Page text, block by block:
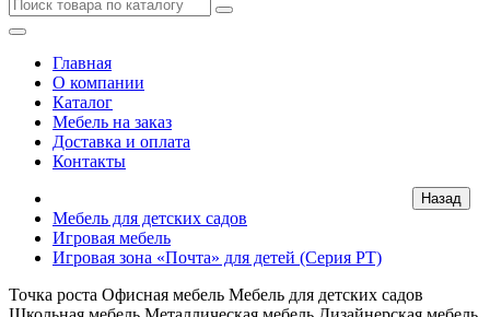
Главная
О компании
Каталог
Мебель на заказ
Доставка и оплата
Контакты
Мебель для детских садов
Игровая мебель
Игровая зона «Почта» для детей (Серия РТ)
Точка роста Офисная мебель Мебель для детских садов